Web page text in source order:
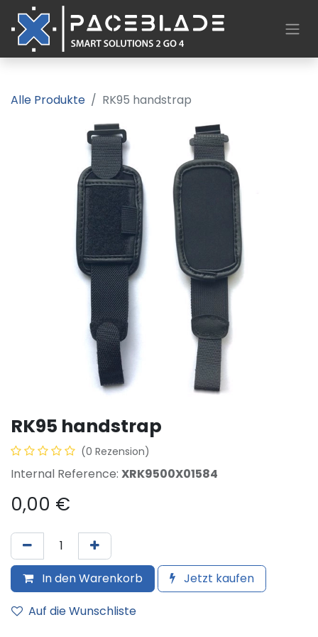
Alle Produkte RK95 handstrap
RK95 handstrap
(0 Rezension)
Internal Reference: XRK9500X01584
0,00 €
In den Warenkorb
Jetzt kaufen
Auf die Wunschliste